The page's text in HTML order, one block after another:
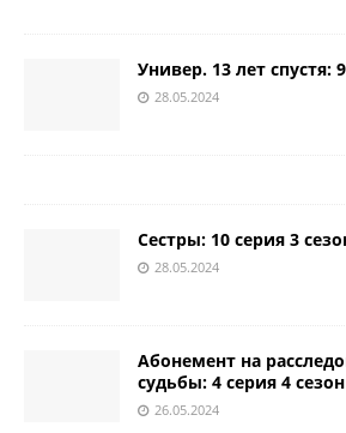
Универ. 13 лет спустя:
28.05.2024
Сестры: 10 серия 3
28.05.2024
Абонемент на
судьбы: 4 серия 4 сезон
26.05.2024